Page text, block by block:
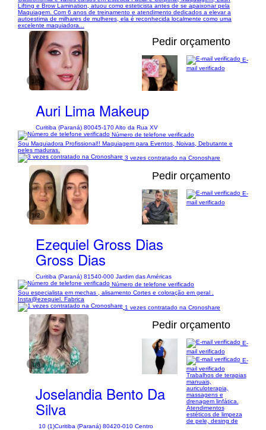
Lifting e Brow Lamination, atuou como esteticista antes de se apaixonar pela
Maquiagem. Com 6 anos de treinamento e atendimento dedicados a elevar a
autoestima de milhares de mulheres, ela é reconhecida localmente como uma
excelente maquiadora...
1/6
Pedir orçamento
Auri Lima Makeup
Curitiba (Paraná) 80045-170 Alto da Rua XV
E-
mail verificado
Número de telefone verificado
Sou Maquiadora Profissional!! Maquiagem para Eventos, Noivas, Debutante e
peles maduras.
3 vezes contratado na Cronoshare
1/2
Pedir orçamento
Ezequiel Gross Dias
Gross Dias
Curitiba (Paraná) 81540-000 Jardim das Américas
E-
mail verificado
Número de telefone verificado
Sou especialista em mechas , alisamento Cortes e coloração em geral .
Insta@ezequiel. Fabrica
1 vezes contratado na Cronoshare
1/6
Pedir orçamento
Joselandia Bento Da
Silva
10 (1)Curitiba (Paraná) 80420-010 Centro
E-
mail verificado
E-
mail verificado
Trabalhos de terapias
manuais,
auriculoterapia,
massagens e
drenagem linfática.
Atendimentos
estéticos de limpeza
de pele, desing de